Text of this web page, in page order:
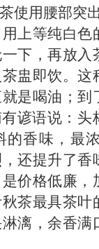
使用腰部突
上等纯白
下，再放
盅即饮。
是喝油；
谚语说：头
的香味，最
还提升了
价格低廉
茶最具茶叶
漓，余香